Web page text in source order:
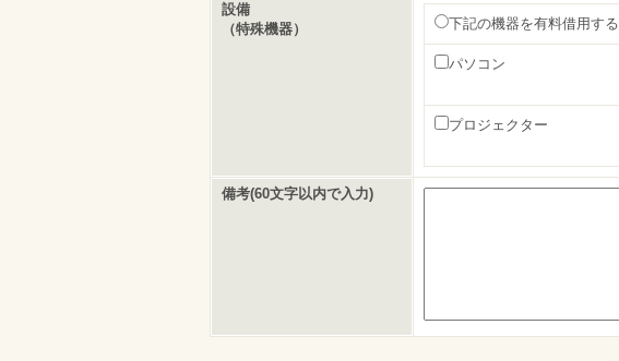
設備
（特殊機器）
下記の機器を有料借用する
パソコン
プロジェクター
備考(60文字以内で入力)